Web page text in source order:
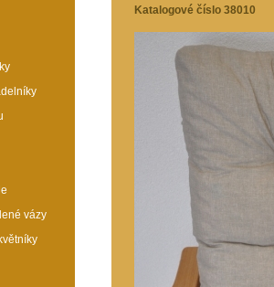
Katalogové číslo 38010
vázy